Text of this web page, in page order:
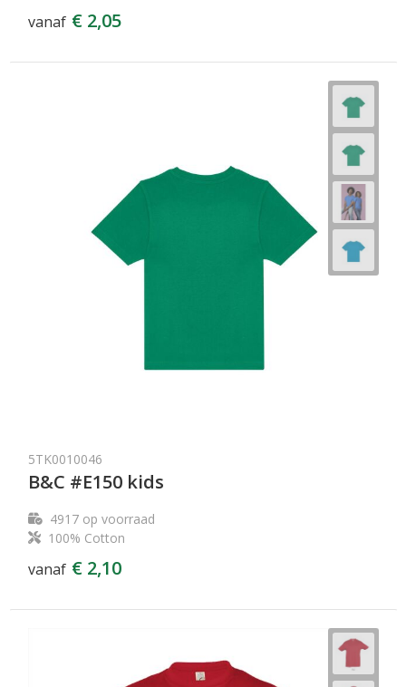
vanaf € 2,05
5TK0010046
B&C #E150 kids
4917op voorraad
100% Cotton
vanaf € 2,10